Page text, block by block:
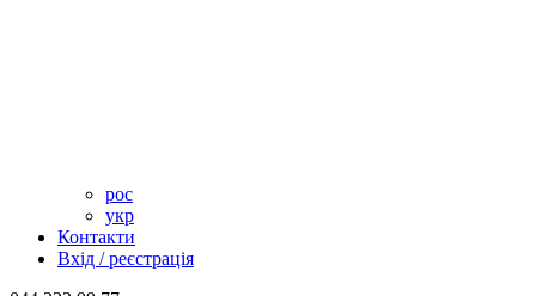
рос
укр
Контакти
Вхід / реєстрація